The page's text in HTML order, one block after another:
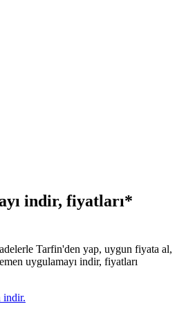
indir, fiyatları*
Tarfin'den yap, uygun fiyata al,
uygulamayı indir, fiyatları
indir.